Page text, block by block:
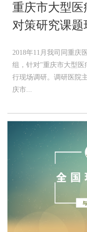
重庆市大型
对策研究课题
2018年11月我司同重庆
组，针对"重庆市大型
行现场调研。调研医院
庆市...